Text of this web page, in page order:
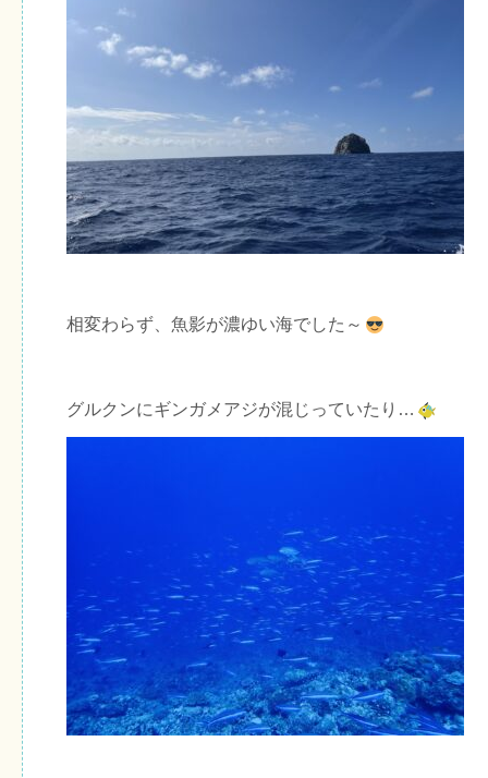
相変わらず、魚影が濃ゆい海でした～
グルクンにギンガメアジが混じっていたり…